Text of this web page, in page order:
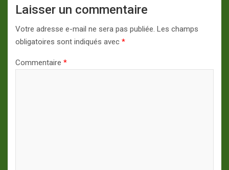
Laisser un commentaire
Votre adresse e-mail ne sera pas publiée. Les champs
obligatoires sont indiqués avec *
Commentaire *